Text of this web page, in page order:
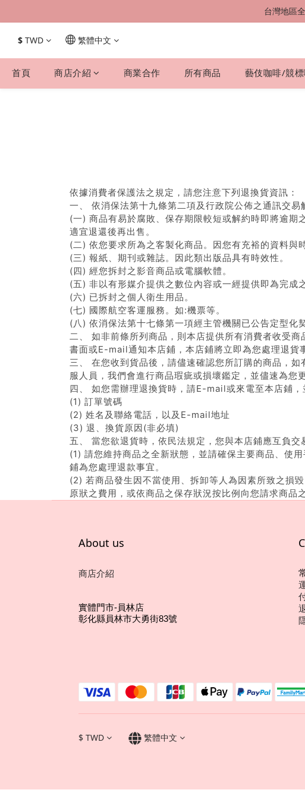
台灣地區
台灣地區
港澳
台灣地區
$ TWD 繁體中文
首頁 商店介紹 商業合作 所有商品 藝伎咖啡/競
依據消費者保護法之規定，請您注意下列退換貨資訊：
一、 依消保法第十九條第二項及行政院公佈之通訊交
(一) 商品有易於腐敗、保存期限較短或解約時即將逾
適宜退還後再出售。
(二) 依您要求所為之客製化商品。因您有充裕的資料與
(三) 報紙、期刊或雜誌。因此類出版品具有時效性。
(四) 經您拆封之影音商品或電腦軟體。
(五) 非以有形媒介提供之數位內容或一經提供即為完成
(六) 已拆封之個人衛生用品。
(七) 國際航空客運服務。如:機票等。
(八) 依消保法第十七條第一項經主管機關已公告定型化
二、 如非前條所列商品，則本店提供所有消費者收受
書面或E-mail通知本店鋪，本店鋪將立即為您處理退貨
三、 在您收到貨品後，請儘速確認您所訂購的商品，
服人員，我們會進行商品瑕疵或損壞鑑定，並儘速為您
四、 如您需辦理退換貨時，請E-mail或來電至本店鋪，
(1) 訂單號碼
(2) 姓名及聯絡電話，以及E-mail地址
(3) 退、換貨原因(非必填)
五、 當您欲退貨時，依民法規定，您與本店鋪應互負交
(1) 請您維持商品之全新狀態，並請確保主要商品、使
鋪為您處理退款事宜。
(2) 若商品發生因不當使用、拆卸等人為因素所致之損
原狀之費用，或依商品之保存狀況按比例向您請求商品之
About us
商店介紹
實體門市-員林店
彰化縣員林市大勇街83號
$ TWD 繁體中文